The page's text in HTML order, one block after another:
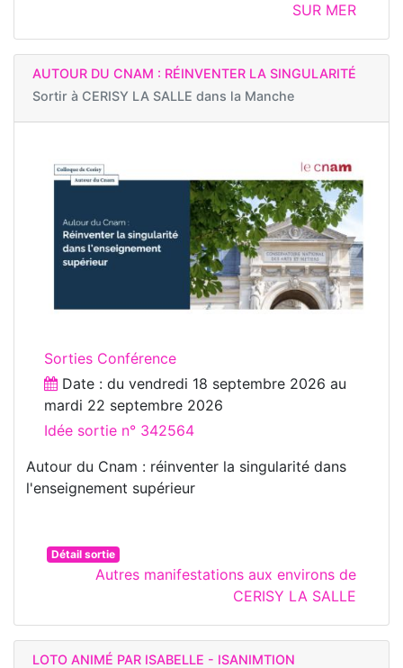
SUR MER
AUTOUR DU CNAM : RÉINVENTER LA SINGULARITÉ
Sortir à CERISY LA SALLE dans la Manche
Sorties Conférence
Date : du vendredi 18 septembre 2026 au
mardi 22 septembre 2026
Idée sortie n° 342564
Autour du Cnam : réinventer la singularité dans
l'enseignement supérieur
Détail sortie
Autres manifestations aux environs de
CERISY LA SALLE
LOTO ANIMÉ PAR ISABELLE - ISANIMTION